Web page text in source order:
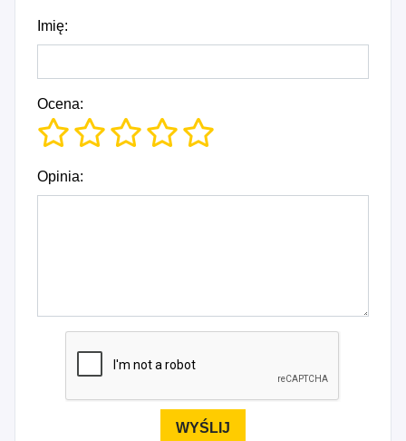
Imię:
Ocena:
Opinia: